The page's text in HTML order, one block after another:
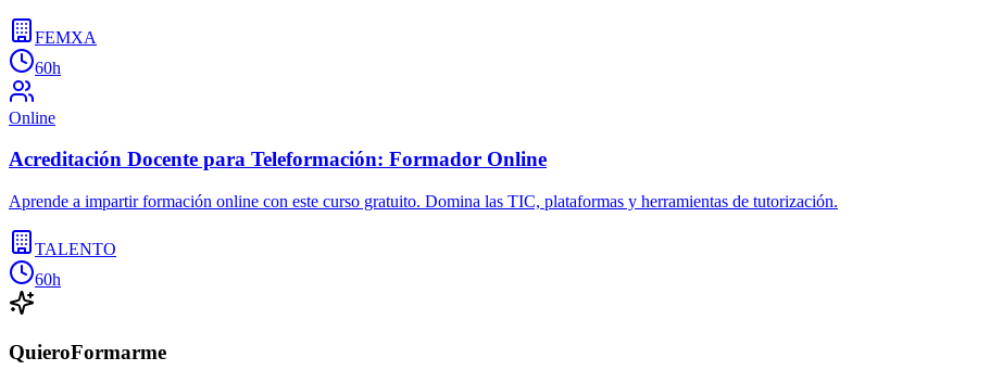
FEMXA
60h
Online
Acreditación Docente para Teleformación: Formador Online
Aprende a impartir formación online con este curso gratuito. Domina las TIC, plataformas y herramientas de tutorización.
TALENTO
60h
QuieroFormarme